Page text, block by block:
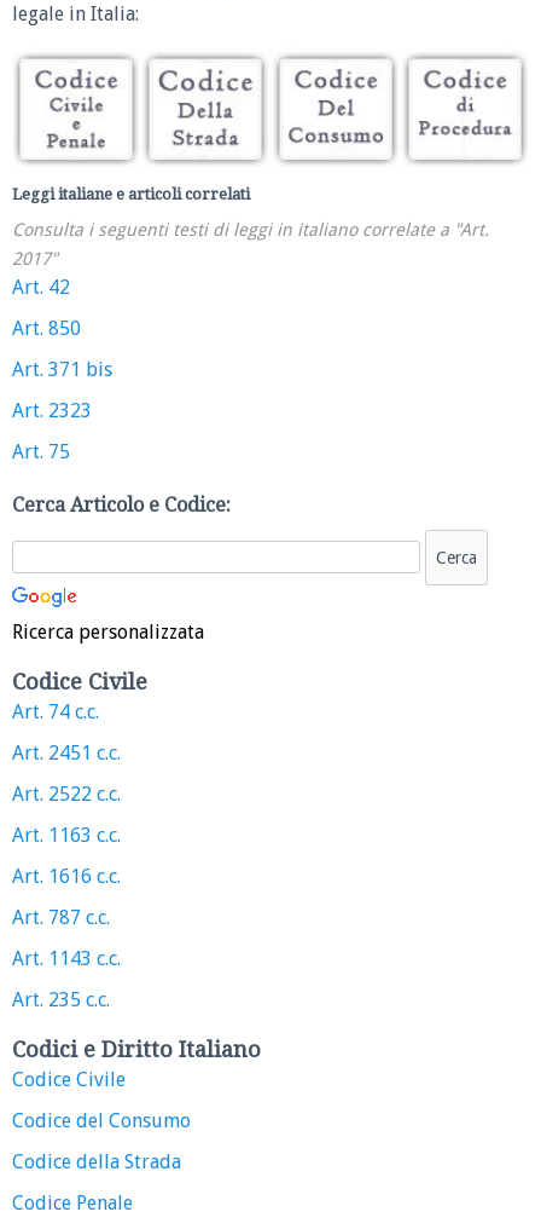
legale in Italia:
Leggi italiane e articoli correlati
Consulta i seguenti testi di leggi in italiano correlate a "Art.
2017"
Art. 42
Art. 850
Art. 371 bis
Art. 2323
Art. 75
Cerca Articolo e Codice:
Ricerca personalizzata
Codice Civile
Art. 74 c.c.
Art. 2451 c.c.
Art. 2522 c.c.
Art. 1163 c.c.
Art. 1616 c.c.
Art. 787 c.c.
Art. 1143 c.c.
Art. 235 c.c.
Codici e Diritto Italiano
Codice Civile
Codice del Consumo
Codice della Strada
Codice Penale